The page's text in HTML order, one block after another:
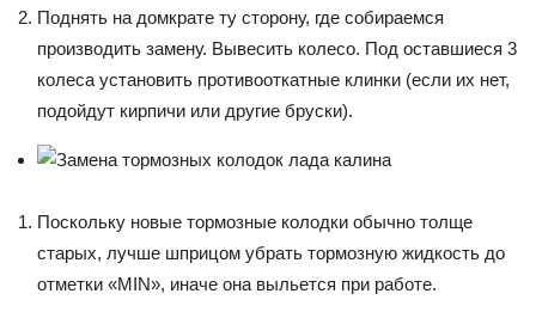
Поднять на домкрате ту сторону, где собираемся
производить замену. Вывесить колесо. Под оставшиеся 3
колеса установить противооткатные клинки (если их нет,
подойдут кирпичи или другие бруски).
Поскольку новые тормозные колодки обычно толще
старых, лучше шприцом убрать тормозную жидкость до
отметки «MIN», иначе она выльется при работе.